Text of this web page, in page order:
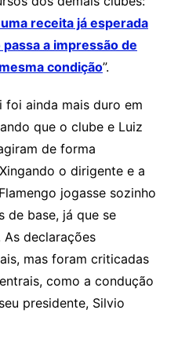
receita já esperada
a impressão de
condição”.
foi ainda mais duro em
que o clube e Luiz
de forma
Xingando o dirigente e a
jogasse sozinho
de base, já que se
declarações
mas foram criticadas
como a condução
presidente, Silvio